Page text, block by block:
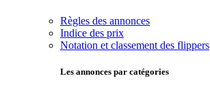
Règles des annonces
Indice des prix
Notation et classement des flippers
Les annonces par catégories